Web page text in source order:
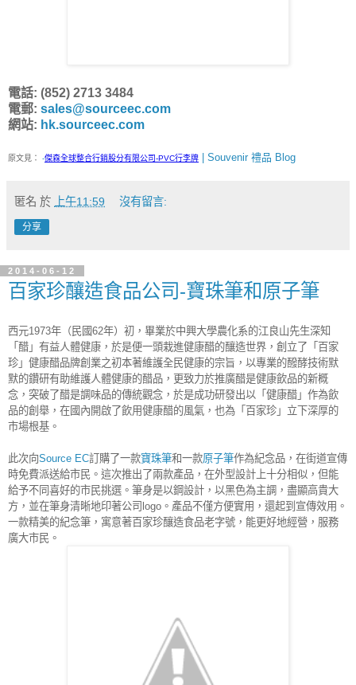
電話: (852) 2713 3484
電郵: sales@sourceec.com
網站: hk.sourceec.com
原文見： -傑森全球整合行銷股分有限公司-PVC行李牌 | Souvenir 禮品 Blog
匿名 於 上午11:59 沒有留言:
分享
2014-06-12
百家珍釀造食品公司-寶珠筆和原子筆
西元1973年（民國62年）初，畢業於中興大學農化系的江良山先生深知
「醋」有益人體健康，於是便一頭栽進健康醋的釀造世界，創立了「百家
珍」健康醋品牌創業之初本著維護全民健康的宗旨，以專業的醱酵技術默
默的鑽研有助維護人體健康的醋品，更致力於推廣醋是健康飲品的新概
念，突破了醋是調味品的傳統觀念，於是成功研發出以「健康醋」作為飲
品的創舉，在國內開啟了飲用健康醋的風氣，也為「百家珍」立下深厚的
市場根基。
此次向Source EC訂購了一款寶珠筆和一款原子筆作為紀念品，在街道宣傳
時免費派送給市民。這次推出了兩款產品，在外型設計上十分相似，但能
給予不同喜好的市民挑選。筆身是以鋼設計，以黑色為主調，盡顯高貴大
方，並在筆身清晰地印著公司logo。產品不僅方便實用，還起到宣傳效用。
一款精美的紀念筆，寓意著百家珍釀造食品老字號，能更好地經營，服務
廣大市民。